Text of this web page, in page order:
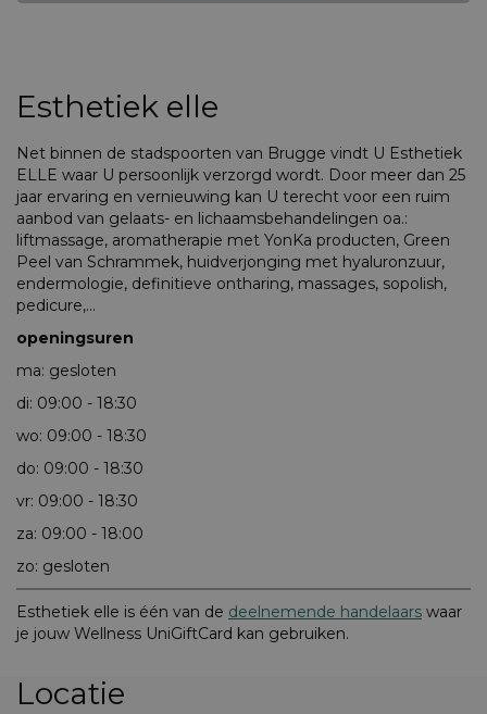
Esthetiek elle
Net binnen de stadspoorten van Brugge vindt U Esthetiek
ELLE waar U persoonlijk verzorgd wordt. Door meer dan 25
jaar ervaring en vernieuwing kan U terecht voor een ruim
aanbod van gelaats- en lichaamsbehandelingen oa.:
liftmassage, aromatherapie met YonKa producten, Green
Peel van Schrammek, huidverjonging met hyaluronzuur,
endermologie, definitieve ontharing, massages, sopolish,
pedicure,...
openingsuren
ma: gesloten
di: 09:00 - 18:30
wo: 09:00 - 18:30
do: 09:00 - 18:30
vr: 09:00 - 18:30
za: 09:00 - 18:00
zo: gesloten
Esthetiek elle is één van de deelnemende handelaars waar
je jouw Wellness UniGiftCard kan gebruiken.
Locatie